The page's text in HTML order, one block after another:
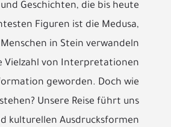
Geschichten, die bis heute
Figuren ist die Medusa,
in Stein verwandeln
Vielzahl von Interpretationen
geworden. Doch wie
Unsere Reise führt uns
kulturellen Ausdrucksformen.